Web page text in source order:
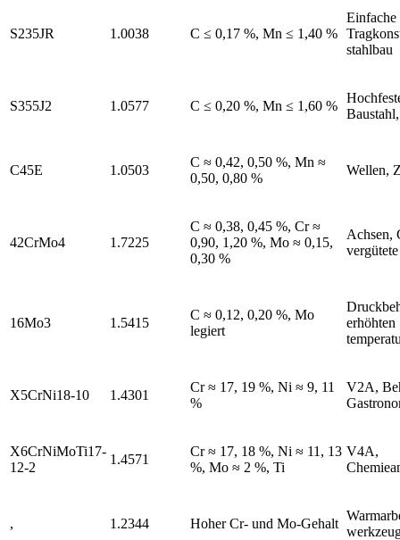
S235JR 1.0038 C ≤ 0,17 %, Mn ≤ 1,40 %
Einfache
stahlbau
S355J2 1.0577 C ≤ 0,20 %, Mn ≤ 1,60 %
C45E 1.0503
C ≈ 0,42, 0,50 %, Mn ≈
0,50, 0,80 %
Wellen,
42CrMo4 1.7225
C ≈ 0,38, 0,45 %, Cr ≈
0,90, 1,20 %, Mo ≈ 0,15,
0,30 %
Achsen,
16Mo3 1.5415
C ≈ 0,12, 0,20 %, Mo
legiert
erhöhten
X5CrNi18-10 1.4301
Cr ≈ 17, 19 %, Ni ≈ 9, 11
%
V2A,
X6CrNiMoTi17-
12-2
1.4571
Cr ≈ 17, 18 %, Ni ≈ 11, 13
%, Mo ≈ 2 %, Ti
V4A,
, 1.2344 Hoher Cr- und Mo-Gehalt